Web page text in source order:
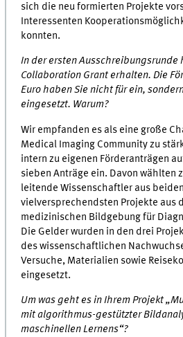
sich die neu formierten Projekte
Interessenten
konnten.
In der ersten Ausschreibungsrunde
Collaboration Grant erhalten. Die
Euro haben Sie nicht für ein,
eingesetzt. Warum?
Wir empfanden es als eine große
Medical Imaging Community zu
intern zu eigenen Förderanträgen
sieben Anträge ein. Davon wählten
leitende Wissenschaftler aus
vielversprechendsten Projekte aus
medizinischen Bildgebung für
Die Gelder wurden in den drei
des wissenschaftlichen
Versuche, Materialien sowie
eingesetzt.
Um was geht es in Ihrem Projekt
mit algorithmus-gestützter
maschinellen Lernens“?